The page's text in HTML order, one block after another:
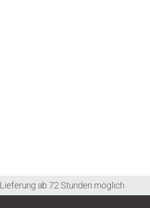
Lieferung ab 72 Stunden möglich